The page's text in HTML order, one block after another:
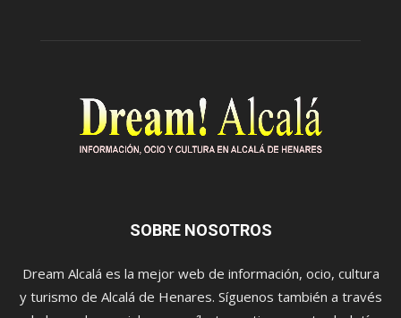
SOBRE NOSOTROS
Dream Alcalá es la mejor web de información, ocio, cultura
y turismo de Alcalá de Henares. Síguenos también a través